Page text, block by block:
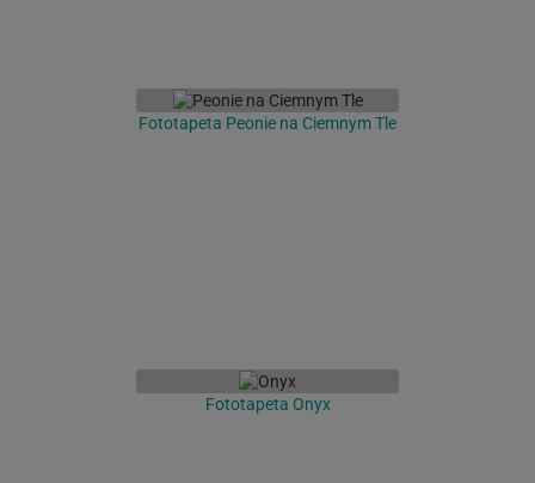
Fototapeta Peonie na Ciemnym Tle
Fototapeta Onyx